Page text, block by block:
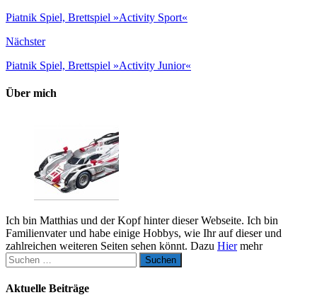
Piatnik Spiel, Brettspiel »Activity Sport«
Nächster
Piatnik Spiel, Brettspiel »Activity Junior«
Über mich
Ich bin Matthias und der Kopf hinter dieser Webseite. Ich bin
Familienvater und habe einige Hobbys, wie Ihr auf dieser und
zahlreichen weiteren Seiten sehen könnt. Dazu Hiermehr
Suchen
nach:
Aktuelle Beiträge